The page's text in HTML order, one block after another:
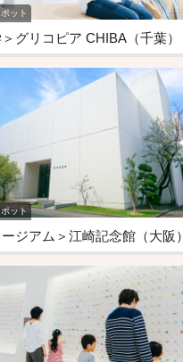
ット
グリコピア CHIBA（千葉）
ット
ジアム＞江崎記念館（大阪）